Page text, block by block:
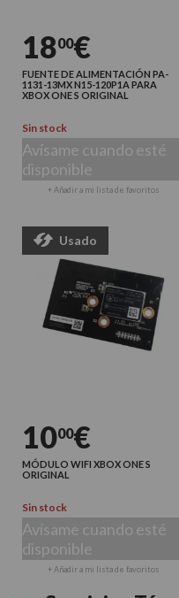
1800€
FUENTE DE ALIMENTACIÓN PA-
1131-13MX N15-120P1A PARA
XBOX ONE S ORIGINAL
Sin stock
Avísame cuando esté
disponible
+ Añadir a mi lista de favoritos
Usado
1000€
MÓDULO WIFI XBOX ONE S
ORIGINAL
Sin stock
Avísame cuando esté
disponible
+ Añadir a mi lista de favoritos